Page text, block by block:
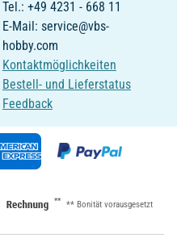
Tel.: +49 4231 - 668 11
E-Mail: service@vbs-
hobby.com
Kontaktmöglichkeiten
Bestell- und Lieferstatus
Feedback
** ** Bonität vorausgesetzt